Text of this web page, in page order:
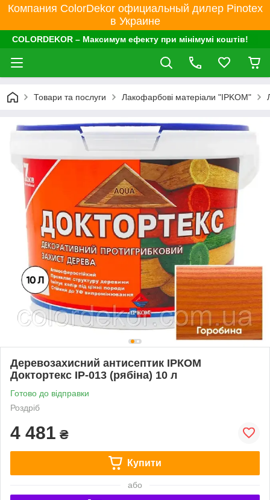
Компания ColorDekor официальный дилер Pinotex
в Украине
COLORDEKOR – Максимум ефекту при мінімумі коштів!
Товари та послуги Лакофарбові матеріали "IPKOM"
Деревозахисний антисептик ІРКОМ
Доктортекс IP-013 (рябіна) 10 л
Готово до відправки
Роздріб
4 481 ₴
Купити
або